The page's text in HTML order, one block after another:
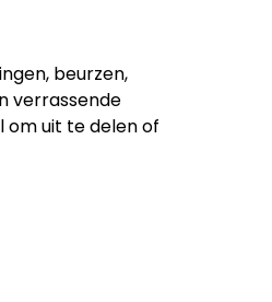
beurzen,
verrassende
uit te delen of